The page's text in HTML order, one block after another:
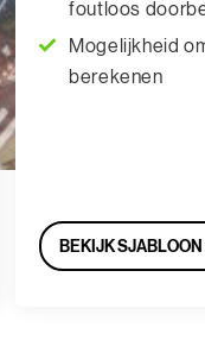
details en
BEKIJK USE CASE